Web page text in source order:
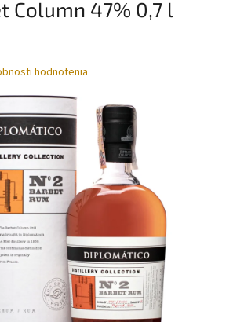
Column 47% 0,7 l
hodnotenia